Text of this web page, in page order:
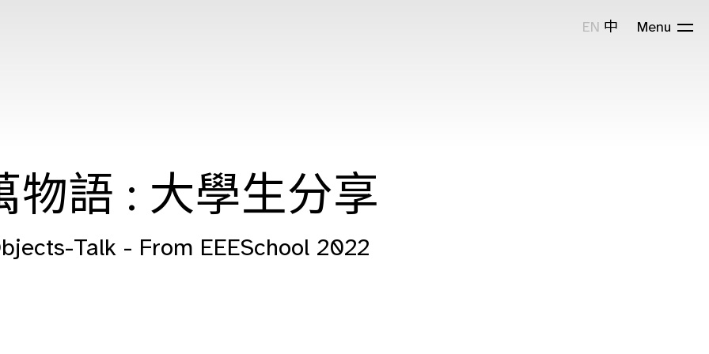
EN 中 Menu
物語 : 大學生分享
Talk - From EEESchool 2022